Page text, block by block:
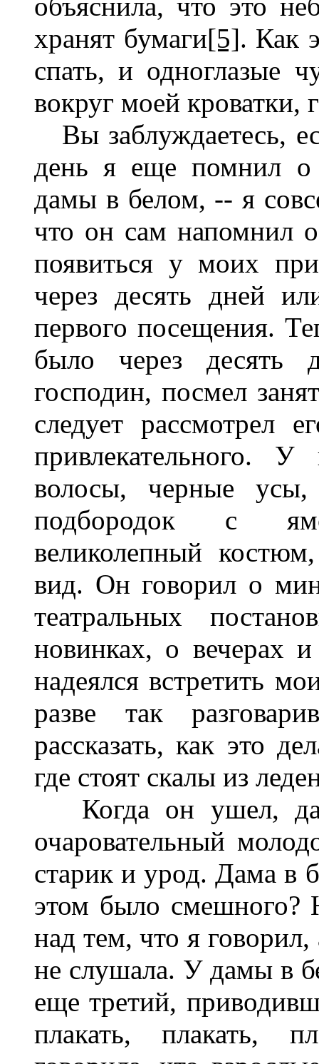
хранят бумаги[5]. Как
спать, и одноглазые
вокруг моей кроватки,
Вы заблуждаетесь,
день я еще помнил о
дамы в белом, -- я
что он сам напомнил
появиться у моих
через десять дней
первого посещения.
было через десять
господин, посмел
следует
привлекательного.
волосы, черные
подбородок с
великолепный
вид. Он говорил о
театральных
новинках, о вечерах
надеялся встретить
разве так
рассказать, как это
где стоят скалы из
Когда он ушел,
очаровательный
старик и урод. Дама в
этом было смешного?
над тем, что я
не слушала. У дамы в
еще третий,
плакать, плакать,